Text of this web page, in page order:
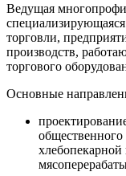
Ведущая
торговли,
производств,
торгового
Основные
общественного